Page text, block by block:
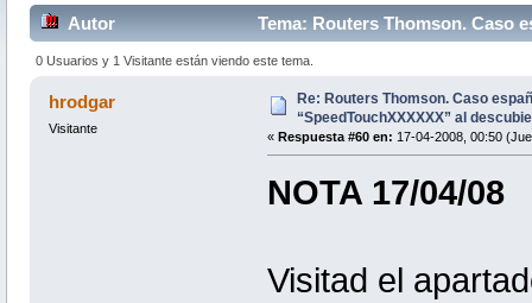
Autor
Tema: Routers Thomson. Caso
204711 veces)
0 Usuarios y 1 Visitante están viendo este tema.
hrodgar
Visitante
Re: Routers Thomson. Caso
“SpeedTouchXXXXXX” al
« Respuesta #60 en: 17-04-2008, 00:50
NOTA 17/04/08
Visitad el